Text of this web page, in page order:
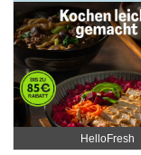
HelloFresh